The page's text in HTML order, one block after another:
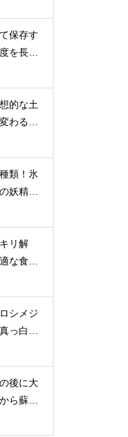
保存す
を長期
的な土
わる菌
類！氷
妖精た
リ解
な食べ
シメジ
っ白な
後に大
ら蘇る